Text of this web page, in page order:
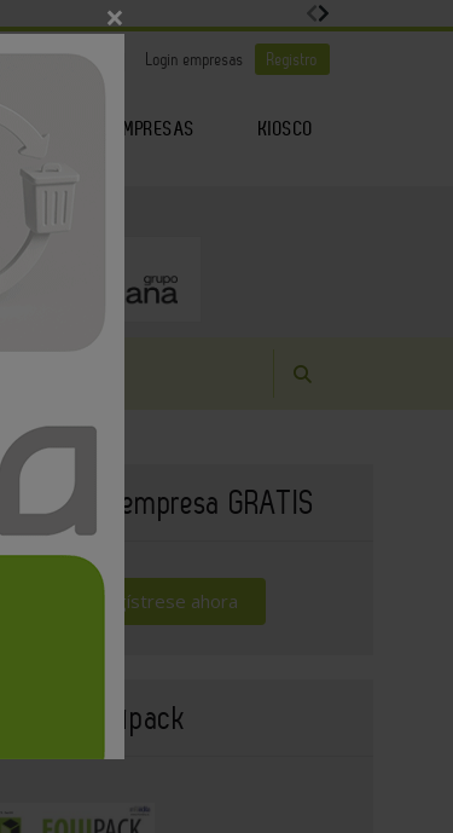
| Es noticia Login empresas Registro
EMPRESAS KIOSCO
Publique su empresa GRATIS
Regístrese ahora
Revista Equipack
×